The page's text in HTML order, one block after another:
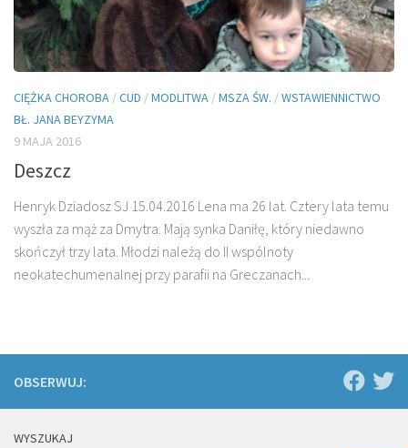
CIĘŻKA CHOROBA /CUD /MODLITWA /MSZA ŚW. /WSTAWIENNICTWO
BŁ. JANA BEYZYMA
9 MAJA 2016
Deszcz
Henryk Dziadosz SJ 15.04.2016 Lena ma 26 lat. Cztery lata temu
wyszła za mąż za Dmytra. Mają synka Daniłę, który niedawno
skończył trzy lata. Młodzi należą do II wspólnoty
neokatechumenalnej przy parafii na Greczanach...
OBSERWUJ:
WYSZUKAJ